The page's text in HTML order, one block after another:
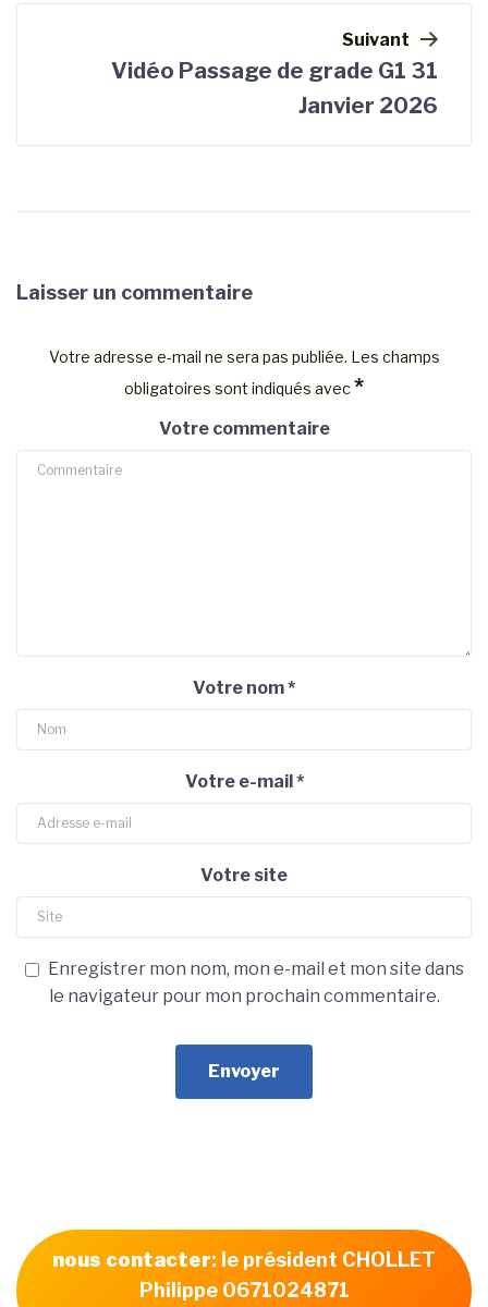
Suivant
Vidéo Passage de grade G1 31
Janvier 2026
Laisser un commentaire
Votre adresse e-mail ne sera pas publiée. Les champs
obligatoires sont indiqués avec*
Votre commentaire
Votre nom*
Votre e-mail*
Votre site
Enregistrer mon nom, mon e-mail et mon site dans
le navigateur pour mon prochain commentaire.
nous contacter: le président CHOLLET
Philippe 0671024871